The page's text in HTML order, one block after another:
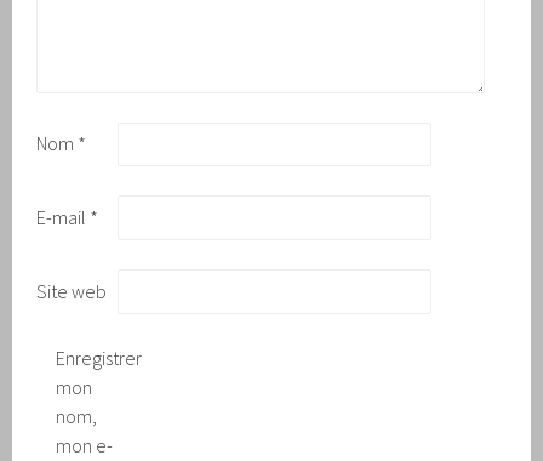
Nom *
E-mail *
Site web
Enregistrer
mon
nom,
mon e-